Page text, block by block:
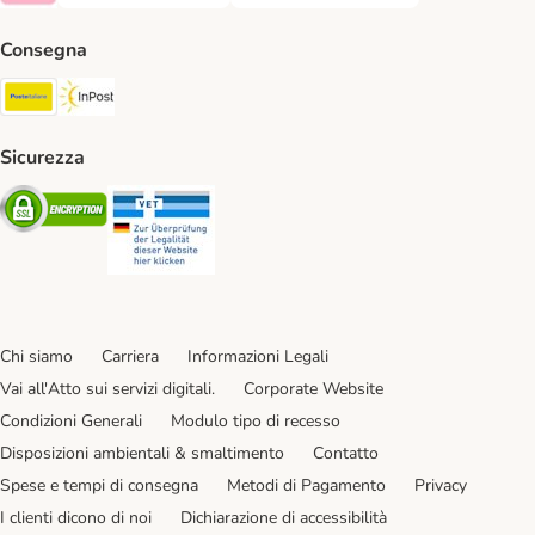
Consegna
Poste Italiane. Shipping Method
Sicurezza
Security
Chi siamo Carriera
Informazioni Legali
Vai all'Atto sui servizi digitali.
Corporate Website
Condizioni Generali
Modulo tipo di recesso
Disposizioni ambientali & smaltimento
Contatto
Spese e tempi di consegna
Metodi di Pagamento
Privacy
I clienti dicono di noi
Dichiarazione di accessibilità